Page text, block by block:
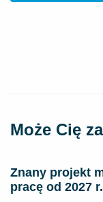
Może Cię
Znany projekt
pracę od 2027 r.